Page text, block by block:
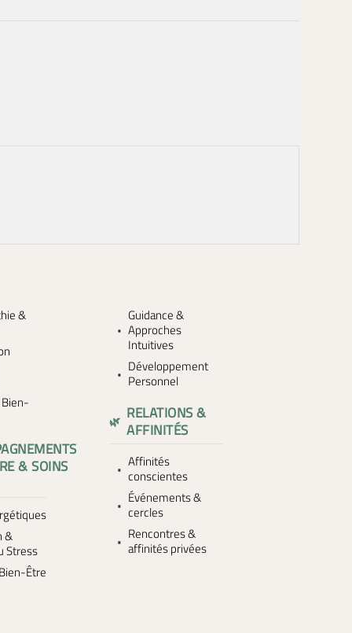
&
& SOINS
&
Stress
Être
Guidance &
Approches
Intuitives
Développement
Personnel
RELATIONS &
AFFINITÉS
Affinités
conscientes
Événements &
cercles
Rencontres &
affinités privées